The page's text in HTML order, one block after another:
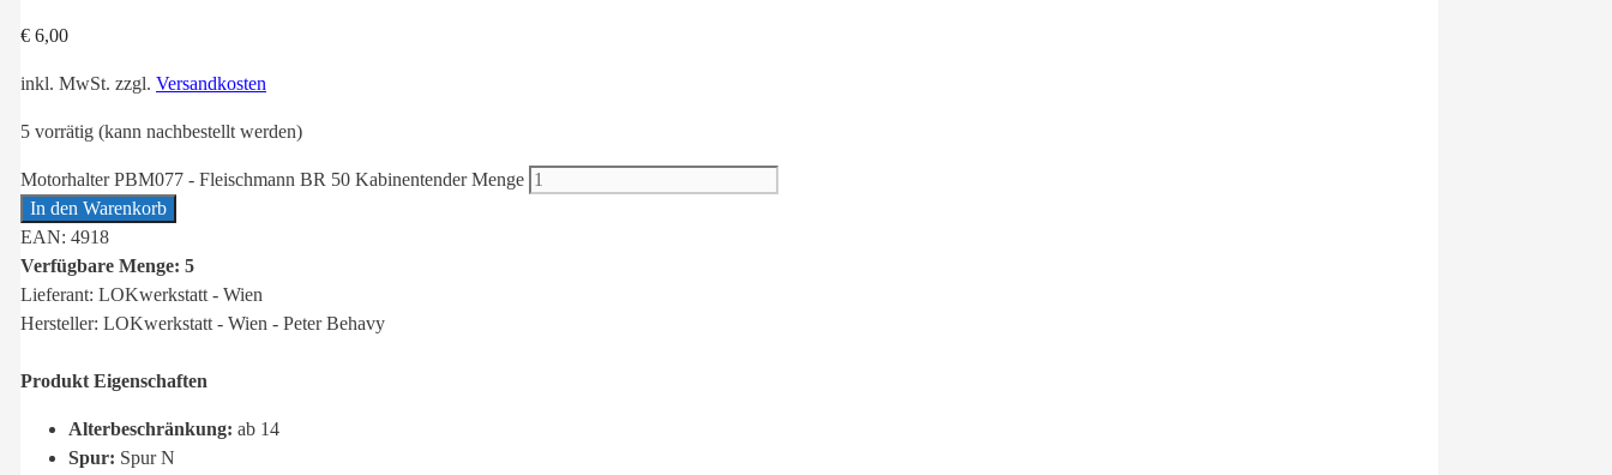
€ 6,00
inkl. MwSt. zzgl. Versandkosten
5 vorrätig (kann nachbestellt werden)
Motorhalter PBM077 - Fleischmann BR 50 Kabinentender Menge
In den Warenkorb
EAN: 4918
Verfügbare Menge: 5
Lieferant: LOKwerkstatt - Wien
Hersteller: LOKwerkstatt - Wien - Peter Behavy
Produkt Eigenschaften
Alterbeschränkung: ab 14
Spur: Spur N